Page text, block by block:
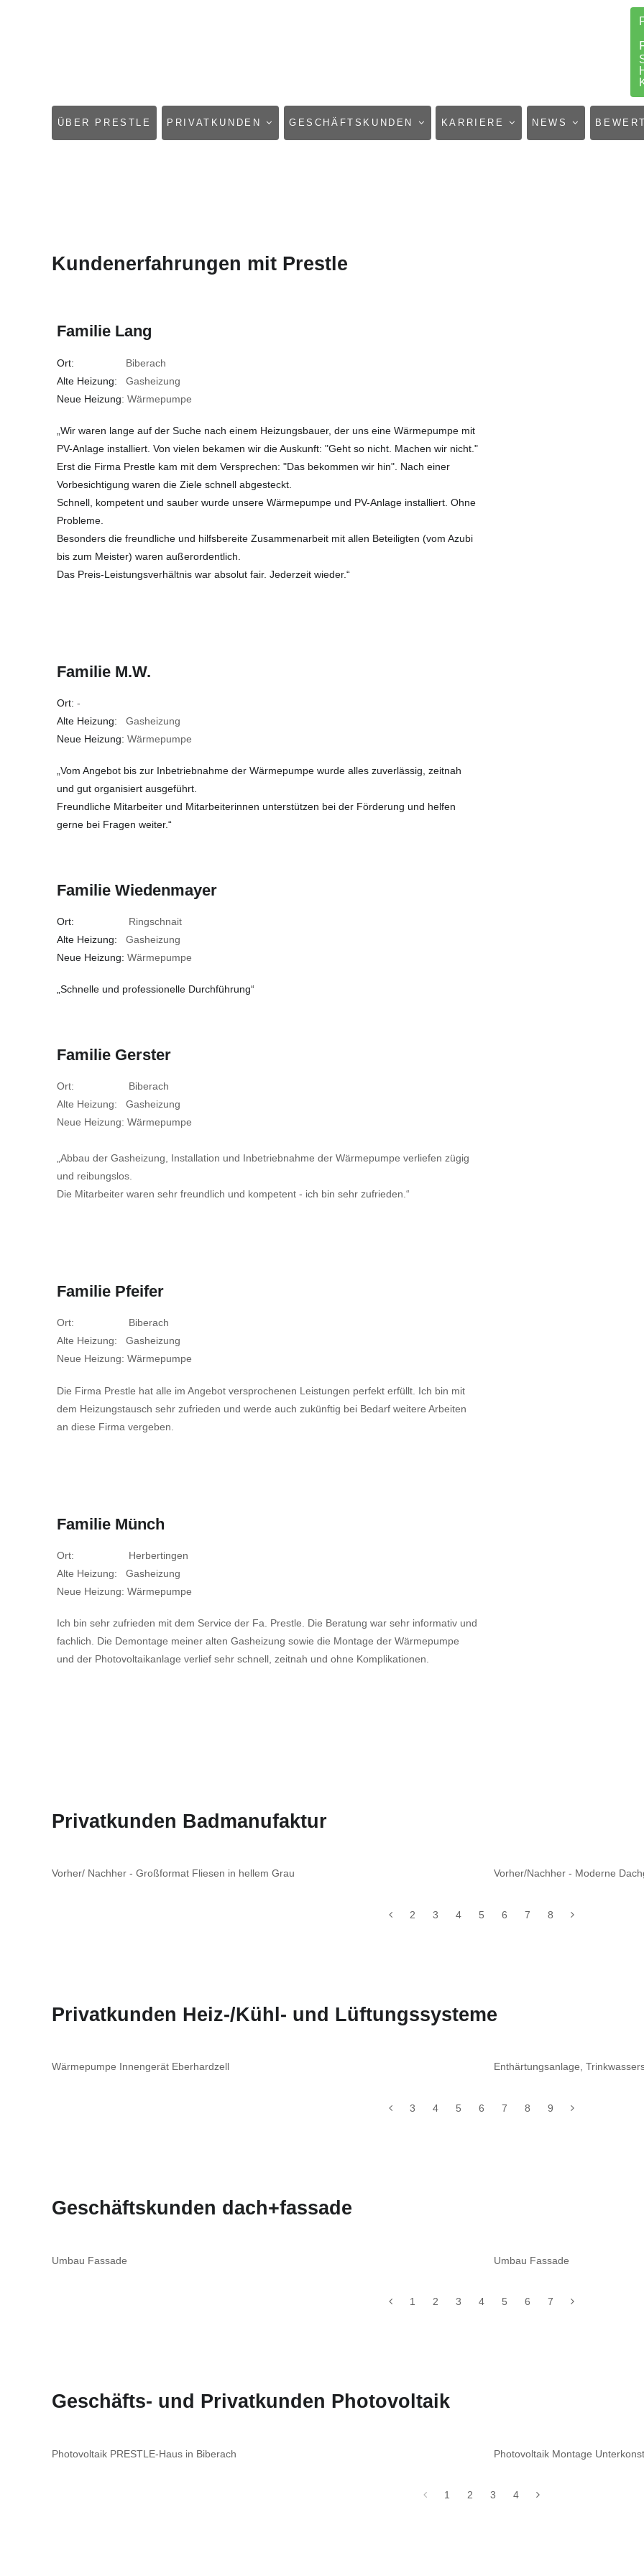
NAVIGATION
ÜBER PRESTLE PRIVATKUNDEN GESCHÄFTSKUNDEN KARRIERE NEWS
Kundenerfahrungen mit Prestle
Familie Lang
Ort: Biberach
Alte Heizung: Gasheizung
Neue Heizung: Wärmepumpe
„Wir waren lange auf der Suche nach einem Heizungsbauer, der uns eine Wärmepumpe mit
PV-Anlage installiert. Von vielen bekamen wir die Auskunft: "Geht so nicht. Machen wir nicht."
Erst die Firma Prestle kam mit dem Versprechen: "Das bekommen wir hin". Nach einer
Vorbesichtigung waren die Ziele schnell abgesteckt.
Schnell, kompetent und sauber wurde unsere Wärmepumpe und PV-Anlage installiert. Ohne
Probleme.
Besonders die freundliche und hilfsbereite Zusammenarbeit mit allen Beteiligten (vom Azubi
bis zum Meister) waren außerordentlich.
Das Preis-Leistungsverhältnis war absolut fair. Jederzeit wieder.“
Familie M.W.
Ort: -
Alte Heizung: Gasheizung
Neue Heizung: Wärmepumpe
„Vom Angebot bis zur Inbetriebnahme der Wärmepumpe wurde alles zuverlässig, zeitnah
und gut organisiert ausgeführt.
Freundliche Mitarbeiter und Mitarbeiterinnen unterstützen bei der Förderung und helfen
gerne bei Fragen weiter.“
Familie Wiedenmayer
Ort: Ringschnait
Alte Heizung: Gasheizung
Neue Heizung: Wärmepumpe
„Schnelle und professionelle Durchführung“
Familie Gerster
Ort: Biberach
Alte Heizung: Gasheizung
Neue Heizung: Wärmepumpe
„Abbau der Gasheizung, Installation und Inbetriebnahme der Wärmepumpe verliefen zügig
und reibungslos.
Die Mitarbeiter waren sehr freundlich und kompetent - ich bin sehr zufrieden.“
Familie Pfeifer
Ort: Biberach
Alte Heizung: Gasheizung
Neue Heizung: Wärmepumpe
Die Firma Prestle hat alle im Angebot versprochenen Leistungen perfekt erfüllt. Ich bin mit
dem Heizungstausch sehr zufrieden und werde auch zukünftig bei Bedarf weitere Arbeiten
an diese Firma vergeben.
Familie Münch
Ort: Herbertingen
Alte Heizung: Gasheizung
Neue Heizung: Wärmepumpe
Ich bin sehr zufrieden mit dem Service der Fa. Prestle. Die Beratung war sehr informativ und
fachlich. Die Demontage meiner alten Gasheizung sowie die Montage der Wärmepumpe
und der Photovoltaikanlage verlief sehr schnell, zeitnah und ohne Komplikationen.
Privatkunden Badmanufaktur
Vorher/ Nachher - Großformat Fliesen in hellem Grau Vorher/Nachher - Moderne
2 3 4 5 6 7 8
Privatkunden Heiz-/Kühl- und Lüftungssysteme
Wärmepumpe Innengerät Eberhardzell Enthärtungsanlage,
3 4 5 6 7 8 9
Geschäftskunden dach+fassade
Umbau Fassade Umbau Fassade
1 2 3 4 5 6 7
Geschäfts- und Privatkunden Photovoltaik
Photovoltaik PRESTLE-Haus in Biberach Photovoltaik Montage
1 2 3 4